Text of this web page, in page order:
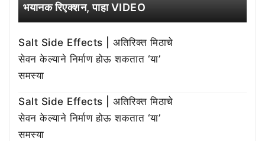
भयानक रिएक्शन, पाहा VIDEO
Salt Side Effects | अतिरिक्त मिठाचे
सेवन केल्याने निर्माण होऊ शकतात ‘या’
समस्या
Salt Side Effects | अतिरिक्त मिठाचे
सेवन केल्याने निर्माण होऊ शकतात ‘या’
समस्या